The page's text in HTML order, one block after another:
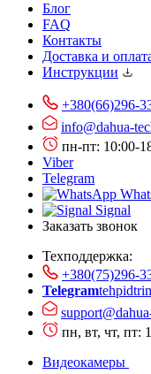
Блог
FAQ
Контакты
Доставка и
Инструкции
+380(66)296-
info@dahua-
пн-пт: 10:00-
Viber
Telegram
Signal
Заказать звонок
Техподдержка:
+380(75)296-
Telegram
пн, вт, чт, пт:
Видеокамеры